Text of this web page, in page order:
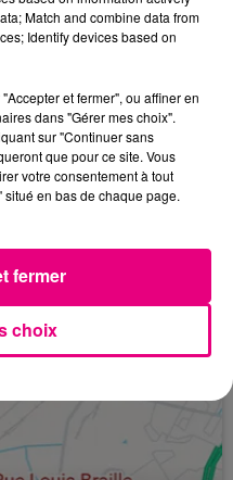
: L'HÔTEL LE
UN INCENDIE
été victime d'un
2026.
Match and combine data from
Identify devices based on
et fermer", ou affiner en
dans "Gérer mes choix".
sur "Continuer sans
que pour ce site. Vous
votre consentement à tout
en bas de chaque page.
choix
fermer